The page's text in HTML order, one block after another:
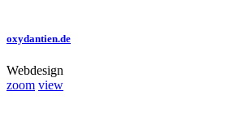
oxydantien.de
Webdesign
zoom view